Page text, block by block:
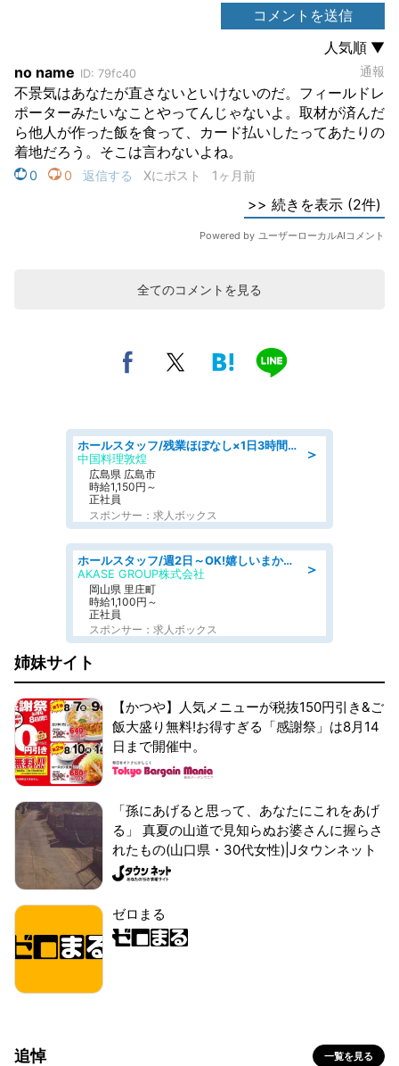
全てのコメントを見る
＞
ホールスタッフ/残業ほぼなし×1日3時間〜勤務OK!フォロー体制も充実/広島県/広島市南区
中国料理敦煌
広島県 広島市
時給1,150円～
正社員
スポンサー：求人ボックス
＞
ホールスタッフ/週2日～OK!嬉しいまかない付き/岡山県/浅口郡里庄町
AKASE GROUP株式会社
岡山県 里庄町
時給1,100円～
正社員
スポンサー：求人ボックス
姉妹サイト
【かつや】人気メニューが税抜150円引き&ご
飯大盛り無料!お得すぎる「感謝祭」は8月14
日まで開催中。
「孫にあげると思って、あなたにこれをあげ
る」 真夏の山道で見知らぬお婆さんに握らさ
れたもの(山口県・30代女性)|Jタウンネット
ゼロまる
追悼 一覧を見る